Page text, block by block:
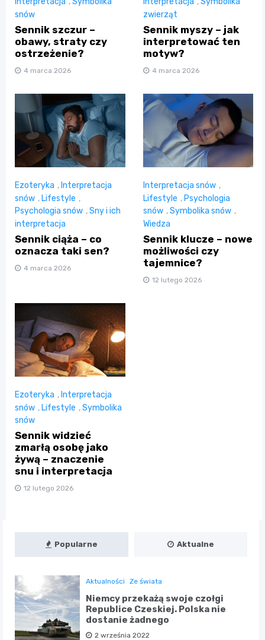
snów
Sennik szczur –
obawy, straty czy
ostrzeżenie?
4 marca 2026
zwierząt
Sennik myszy – jak
interpretować ten
motyw?
4 marca 2026
Ezoteryka ,Interpretacja
snów , Lifestyle ,
Psychologia snów ,Sny i ich
interpretacja
Sennik ciąża – co
oznacza taki sen?
4 marca 2026
Interpretacja snów ,
Lifestyle , Psychologia
snów ,Symbolika snów ,
Wiedza
Sennik klucze – nowe
możliwości czy
tajemnice?
12 lutego 2026
Ezoteryka , Interpretacja
snów , Lifestyle ,Symbolika
snów
Sennik widzieć
zmarłą osobę jako
żywą – znaczenie
snu i interpretacja
12 lutego 2026
Popularne Aktualne
Aktualności Ze świata
Niemcy przekażą swoje czołgi
Republice Czeskiej. Polska nie
dostanie żadnego
2 września 2022